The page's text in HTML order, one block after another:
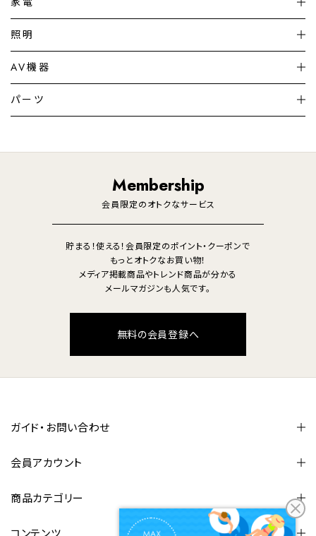
加湿器・空気清浄機
暖房機 掃除機
調理家電 生活家電
照明
シーリングライト
デスクライト
AV機器
テレビ
パーツ
Membership
会員限定のオトクなサービス
貯まる！使える！会員限定のポイント・クーポンで
もっとオトクなお買い物！
メディア掲載商品やトレンド商品が分かる
メールマガジンも人気です。
無料の会員登録へ
ガイド・お問い合わせ
会員アカウント
商品カテゴリー
コンテンツ